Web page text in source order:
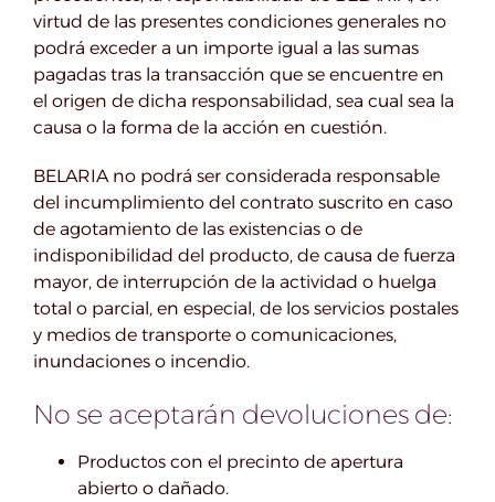
virtud de las presentes condiciones generales no
podrá exceder a un importe igual a las sumas
pagadas tras la transacción que se encuentre en
el origen de dicha responsabilidad, sea cual sea la
causa o la forma de la acción en cuestión.
BELARIA no podrá ser considerada responsable
del incumplimiento del contrato suscrito en caso
de agotamiento de las existencias o de
indisponibilidad del producto, de causa de fuerza
mayor, de interrupción de la actividad o huelga
total o parcial, en especial, de los servicios postales
y medios de transporte o comunicaciones,
inundaciones o incendio.
No se aceptarán devoluciones de:
Productos con el precinto de apertura
abierto o dañado.